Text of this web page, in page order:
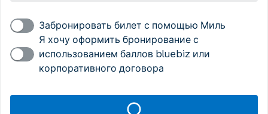
Забронировать билет с помощью Миль
Я хочу оформить бронирование с
использованием баллов bluebiz или
корпоративного договора